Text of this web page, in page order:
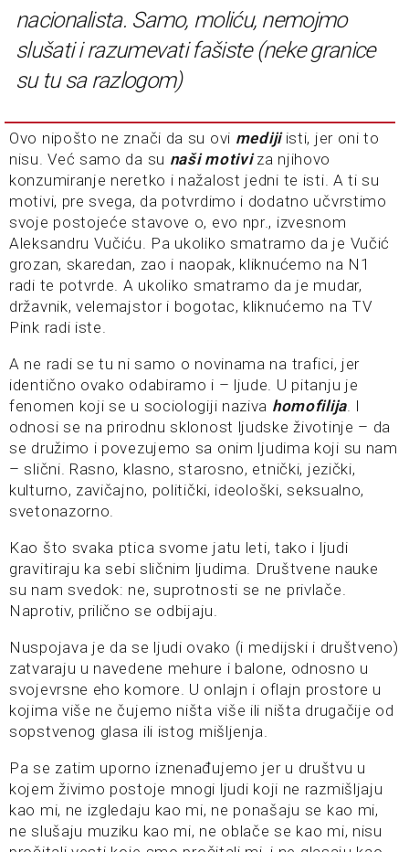
nacionalista. Samo, moliću, nemojmo
slušati i razumevati fašiste (neke granice
su tu sa razlogom)
Ovo nipošto ne znači da su ovi medijiisti, jer oni to
nisu. Već samo da su naši motiviza njihovo
konzumiranje neretko i nažalost jedni te isti. A ti su
motivi, pre svega, da potvrdimo i dodatno učvrstimo
svoje postojeće stavove o, evo npr., izvesnom
Aleksandru Vučiću. Pa ukoliko smatramo da je Vučić
grozan, skaredan, zao i naopak, kliknućemo na N1
radi te potvrde. A ukoliko smatramo da je mudar,
državnik, velemajstor i bogotac, kliknućemo na TV
Pink radi iste.
A ne radi se tu ni samo o novinama na trafici, jer
identično ovako odabiramo i – ljude. U pitanju je
fenomen koji se u sociologiji naziva homofilija. I
odnosi se na prirodnu sklonost ljudske životinje – da
se družimo i povezujemo sa onim ljudima koji su nam
– slični. Rasno, klasno, starosno, etnički, jezički,
kulturno, zavičajno, politički, ideološki, seksualno,
svetonazorno.
Kao što svaka ptica svome jatu leti, tako i ljudi
gravitiraju ka sebi sličnim ljudima. Društvene nauke
su nam svedok: ne, suprotnosti se ne privlače.
Naprotiv, prilično se odbijaju.
Nuspojava je da se ljudi ovako (i medijski i društveno)
zatvaraju u navedene mehure i balone, odnosno u
svojevrsne eho komore. U onlajn i oflajn prostore u
kojima više ne čujemo ništa više ili ništa drugačije od
sopstvenog glasa ili istog mišljenja.
Pa se zatim uporno iznenađujemo jer u društvu u
kojem živimo postoje mnogi ljudi koji ne razmišljaju
kao mi, ne izgledaju kao mi, ne ponašaju se kao mi,
ne slušaju muziku kao mi, ne oblače se kao mi, nisu